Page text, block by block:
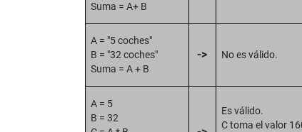
Suma = A+ B
A = "5 coches"
B = "32 coches"
Suma = A + B
-> No es válido.
A = 5
B = 32
Es válido.
C toma el valor